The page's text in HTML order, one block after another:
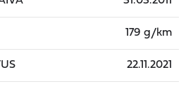
179 g/km
22.11.2021